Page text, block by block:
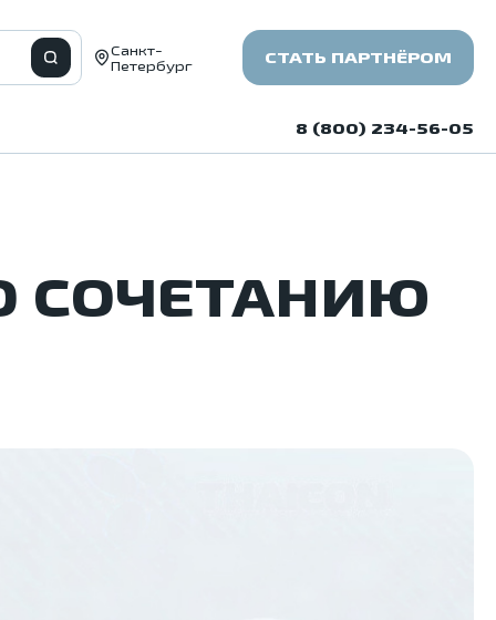
Санкт-
Петербург
СТАТЬ ПАРТНЁРОМ
8 (800) 234-56-05
СОЧЕТАНИЮ